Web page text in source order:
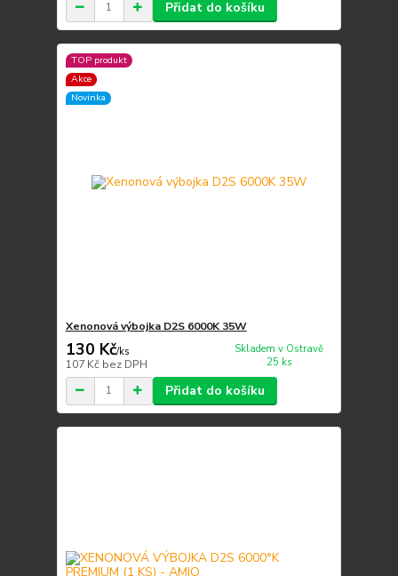
Přidat do košíku
TOP produkt
Akce
Novinka
Xenonová výbojka D2S 6000K 35W
130 Kč/ks
107 Kč bez DPH
Skladem v Ostravě
25 ks
Přidat do košíku